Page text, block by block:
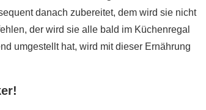
danach zubereitet, dem wird sie nicht
der wird sie alle bald im Küchenregal
umgestellt hat, wird mit dieser Ernährung